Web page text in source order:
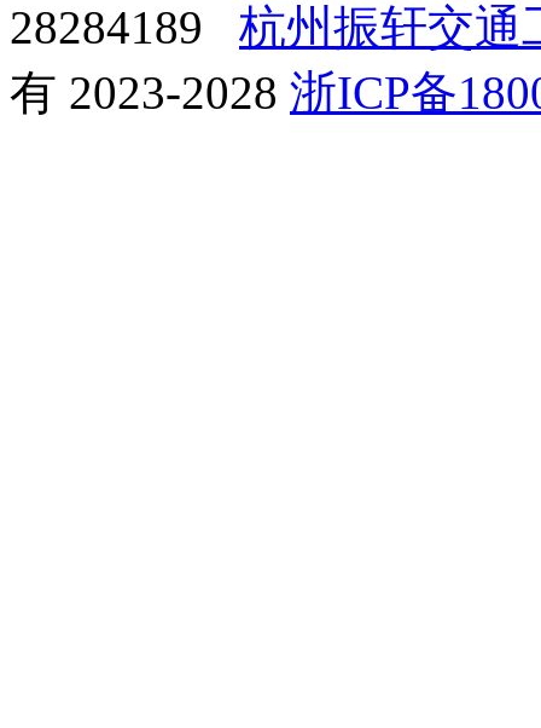
28284189 杭州振轩交通
有 2023-2028 浙ICP备